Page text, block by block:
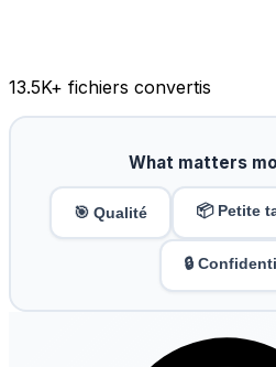
13.5K+ fichiers convertis
What matters
🎯 Qualité 📦 Petite
🔒